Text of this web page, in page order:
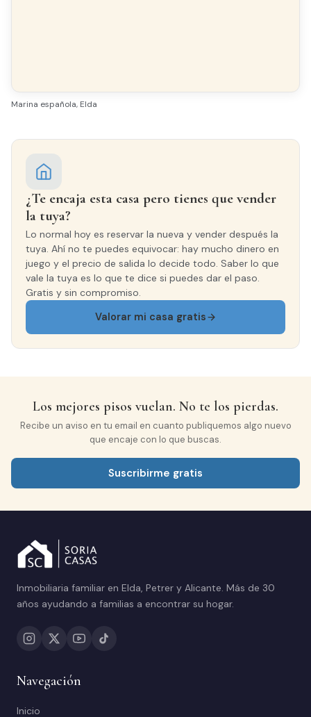
Galería
Todo exterior
CARPINTERÍA EXTERIOR
Aluminio/Climalit
Marina española, Elda
¿Te encaja esta casa pero tienes que vender
la tuya?
Lo normal hoy es reservar la nueva y vender después la
tuya. Ahí no te puedes equivocar: hay mucho dinero en
juego y el precio de salida lo decide todo. Saber lo que
vale la tuya es lo que te dice si puedes dar el paso.
Gratis y sin compromiso.
Valorar mi casa gratis
Los mejores pisos vuelan. No te los pierdas.
Recibe un aviso en tu email en cuanto publiquemos algo nuevo
que encaje con lo que buscas.
Suscribirme gratis
Inmobiliaria familiar en Elda, Petrer y Alicante. Más de 30
años ayudando a familias a encontrar su hogar.
Navegación
Inicio